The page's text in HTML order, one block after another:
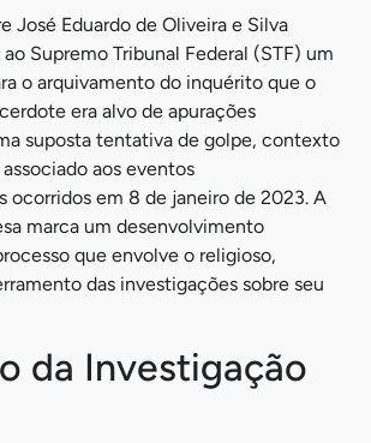
José Eduardo de Oliveira e Silva
Supremo Tribunal Federal (STF) um
o arquivamento do inquérito que o
era alvo de apurações
suposta tentativa de golpe, contexto
aos eventos
ocorridos em 8 de janeiro de 2023. A
marca um desenvolvimento
que envolve o religioso,
das investigações sobre seu
da Investigação